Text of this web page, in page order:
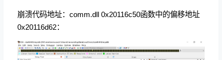
崩溃代码地址：comm.dll 0x20116c50函数中的偏移地址
0x20116d62：